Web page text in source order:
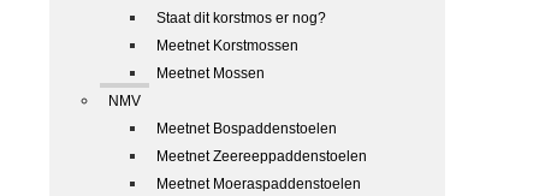
Staat dit korstmos er nog?
Meetnet Korstmossen
Meetnet Mossen
NMV
Meetnet Bospaddenstoelen
Meetnet Zeereeppaddenstoelen
Meetnet Moeraspaddenstoelen